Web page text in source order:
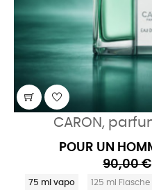
CARON,
POUR UN
90,00 €
75 ml vapo 125 ml Flasche